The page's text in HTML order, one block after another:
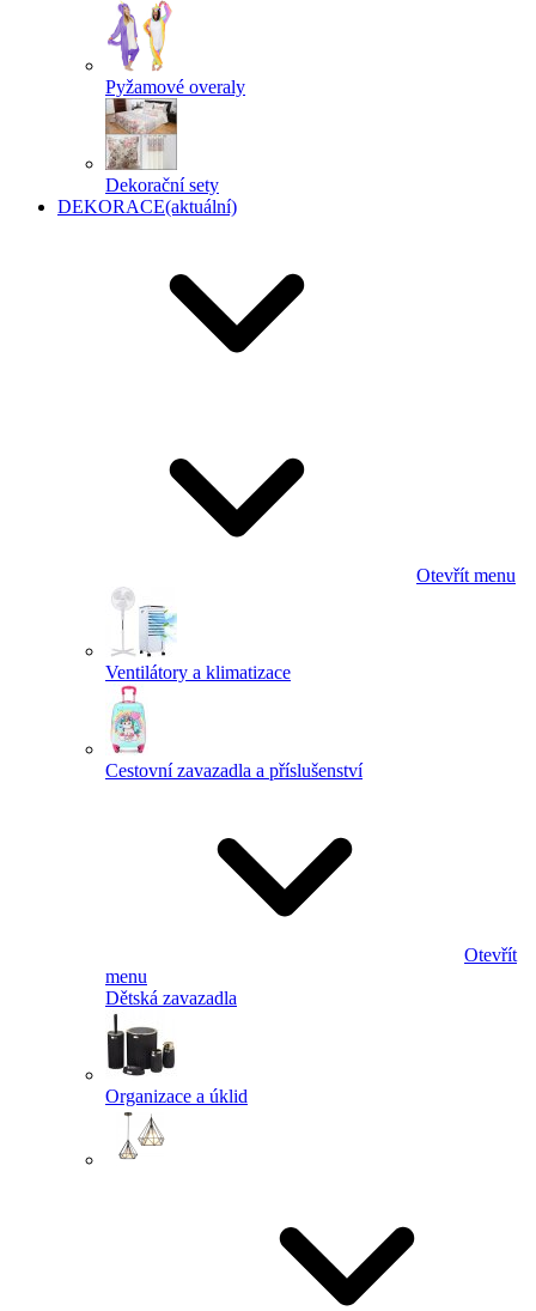
Pyžamové overaly
Dekorační sety
DEKORACE(aktuální)
Otevřít menu
Ventilátory a klimatizace
Cestovní zavazadla a příslušenství
Otevřít
menu
Dětská zavazadla
Organizace a úklid